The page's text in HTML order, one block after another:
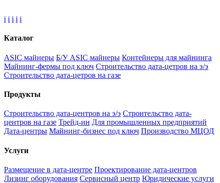
i i i i i
Каталог
ASIC майнеры Б/У ASIC майнеры Контейнеры для майнинга
Майнинг-фермы под ключ Строительство дата-цетров на э/э
Строительство дата-цетров на газе
Продукты
Строительство дата-центров на э/э Строительство дата-
центров на газе Трейд-ин Для промышленных предприятий
Дата-центры Майнинг-бизнес под ключ Производство МЦОД
Услуги
Размещение в дата-центре Проектирование дата-центров
Лизинг оборудования Сервисный центр Юридические услуги